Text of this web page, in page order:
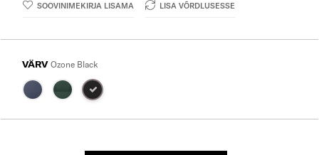
SOOVINIMEKIRJA LISAMA LISA VÕRDLUSESSE
VÄRV Ozone Black